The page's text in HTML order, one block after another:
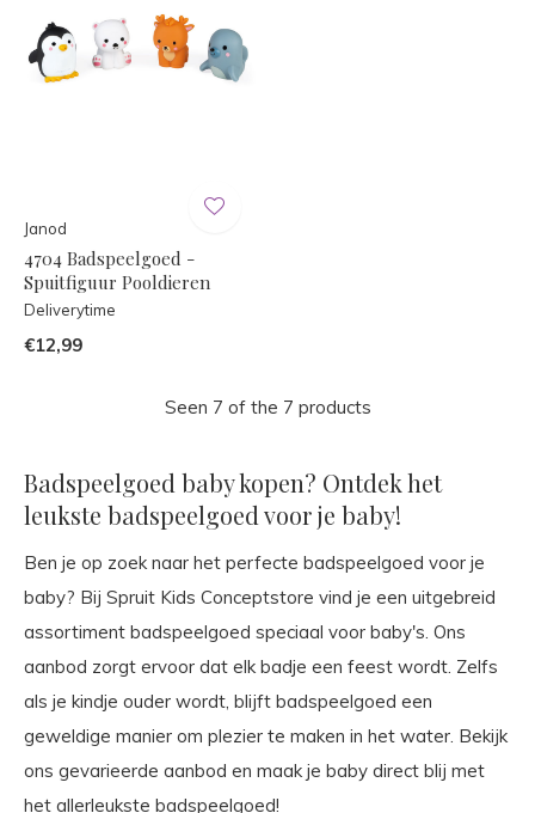
Janod
4704 Badspeelgoed -
Spuitfiguur Pooldieren
Deliverytime
€12,99
Seen 7 of the 7 products
Badspeelgoed baby kopen? Ontdek het
leukste badspeelgoed voor je baby!
Ben je op zoek naar het perfecte badspeelgoed voor je
baby? Bij Spruit Kids Conceptstore vind je een uitgebreid
assortiment badspeelgoed speciaal voor baby's. Ons
aanbod zorgt ervoor dat elk badje een feest wordt. Zelfs
als je kindje ouder wordt, blijft badspeelgoed een
geweldige manier om plezier te maken in het water. Bekijk
ons gevarieerde aanbod en maak je baby direct blij met
het allerleukste badspeelgoed!